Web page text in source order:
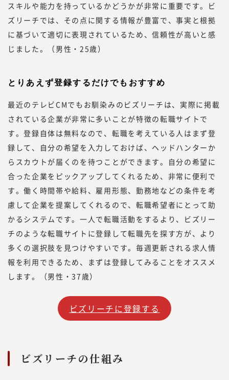
スキルや能力を持っているかどうかが非常に重要です。ビ
ズリーチでは、その点に関する情報が豊富で、事実と根拠
に基づいて適切に表現されているため、信頼性が高いと感
じました。（男性・25歳）
とりあえず登録するだけでもおすすめ
最近のテレビCMでもお馴染みのビズリーチは、実際に掲載
されている企業が非常に多いことが特徴の転職サイトで
す。登録自体は無料なので、転職を考えている人はまず登
録して、自分の希望を入力しておけば、ヘッドハンターか
らスカウトが届くのを待つことができます。自分の希望に
合った企業をピックアップしてくれるため、非常に便利で
す。働く時間帯や給料、雇用形態、勤務地などの条件を考
慮して企業を提案してくれるので、転職希望者にとって助
かるシステムです。一人で転職活動をするより、ビズリー
チのような転職サイトに登録して転職先を探す方が、より
多くの選択肢を見つけやすいです。毎週更新される求人情
報を利用できるため、まずは登録してみることをオススメ
します。（男性・37歳）
ビズリーチに登録する
ビズリーチの仕組み